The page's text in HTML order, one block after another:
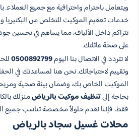
ويتعامل باحترام واحترافية مع جميع العملاء.
خدمات تعقيم الموكيت للتخلص من البكتيريا
تتراكم داخل الألياف، مما يساهم في تحسين
على صحة عائلتك.
لا تتردد في الاتصال بنا اليوم0500892799
وتقييم لاحتياجاتك. نحن هنا لمساعدتك في
الموكيت الخاص بك، وضمان بيئة صحية
بحاجة إلىتنظيف موكيت بالرياضمنزلك
فقط، فإننا نقدم حلولاً مخصصة تناسب جميع
محلات غسيل سجاد بالرياض